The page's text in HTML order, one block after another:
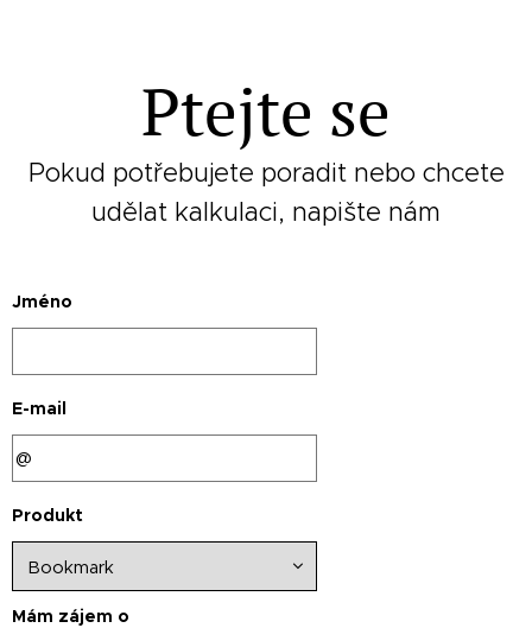
Ptejte se
Pokud potřebujete poradit nebo chcete
udělat kalkulaci, napište nám
Jméno
E-mail
Produkt
Mám zájem o